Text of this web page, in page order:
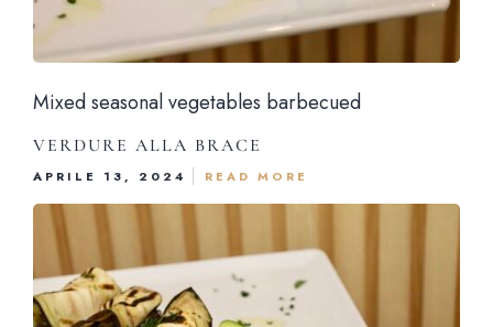
Mixed seasonal vegetables barbecued
VERDURE ALLA BRACE
APRILE 13, 2024 READ MORE
Il
Il